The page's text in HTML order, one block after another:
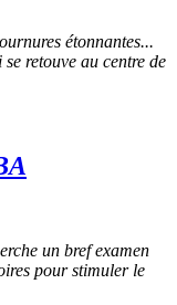
étonnantes...
retouve au centre de
un bref examen
pour stimuler le